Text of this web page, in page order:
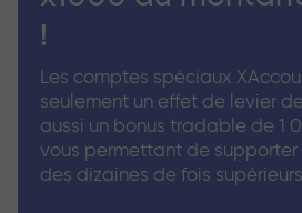
!
Les comptes spéciaux
seulement un effet de levier
aussi un bonus tradable de 1
vous permettant de
des dizaines de fois